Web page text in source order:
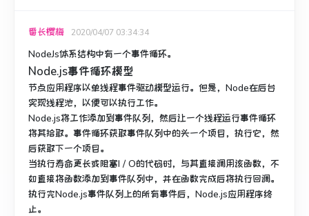
番长樱梅 2020/04/07 03:34:34
NodeJs体系结构中有一个事件循环。
Node.js事件循环模型
节点应用程序以单线程事件驱动模型运行。 但是，Node在后台
实现线程池，以便可以执行工作。
Node.js将工作添加到事件队列，然后让一个线程运行事件循环
将其拾取。 事件循环获取事件队列中的头一个项目，执行它，然
后获取下一个项目。
当执行寿命更长或阻塞I / O的代码时，与其直接调用该函数，不
如直接将函数添加到事件队列中，并在函数完成后将执行回调。
执行完Node.js事件队列上的所有事件后，Node.js应用程序终
止。